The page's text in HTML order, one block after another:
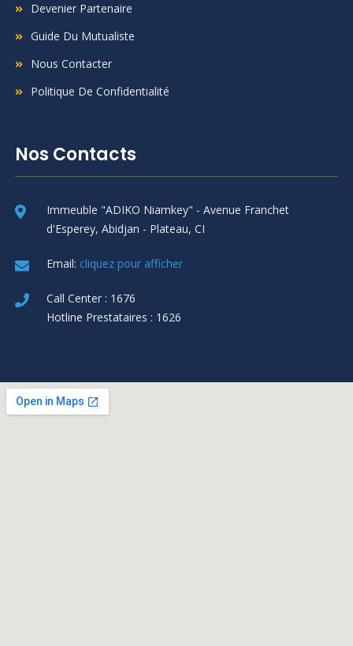
Devenier Partenaire
Guide Du Mutualiste
Nous Contacter
Politique De Confidentialité
Nos Contacts
Immeuble "ADIKO Niamkey" - Avenue Franchet
d'Esperey, Abidjan - Plateau, CI
Email: cliquez pour afficher
Call Center : 1676
Hotline Prestataires : 1626